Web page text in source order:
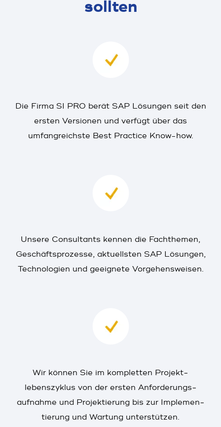
sollten
Die Firma SI PRO berät SAP Lösungen seit den
ersten Versionen und verfügt über das
umfangreichste Best Practice Know-how.
Unsere Consultants kennen die Fach­themen,
Geschäfts­prozesse, aktuellsten SAP Lösungen,
Technologien und geeignete Vorgehens­weisen.
Wir können Sie im kompletten Projekt­
lebenszyklus von der ersten Anforderungs­
aufnahme und Projektierung bis zur Implemen­
tierung und Wartung unterstützen.